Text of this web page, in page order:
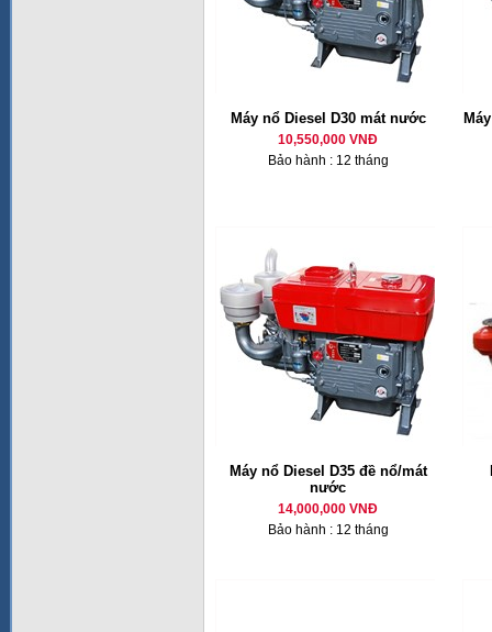
Máy nổ Diesel D30 mát nước
10,550,000 VNĐ
Bảo hành : 12 tháng
Máy nổ Diesel D35 đề nổ/mát
nước
14,000,000 VNĐ
Bảo hành : 12 tháng